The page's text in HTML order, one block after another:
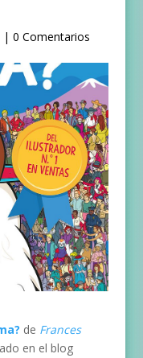
| 0 Comentarios
de Frances
en el blog